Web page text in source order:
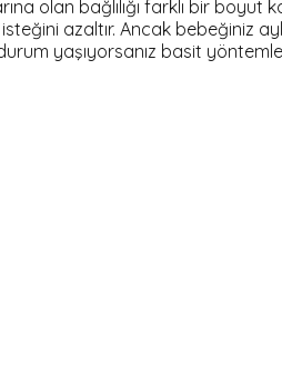
olan bağlılığı farklı bir boyut
azaltır. Ancak bebeğiniz
yaşıyorsanız basit